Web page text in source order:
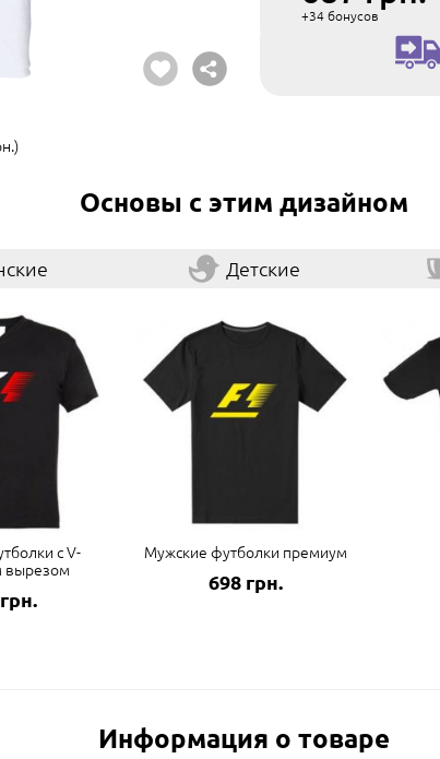
+34бонусов
Основы с этим дизайном
Детские
с V-
вырезом
Мужские футболки премиум
698 грн.
Информация о товаре